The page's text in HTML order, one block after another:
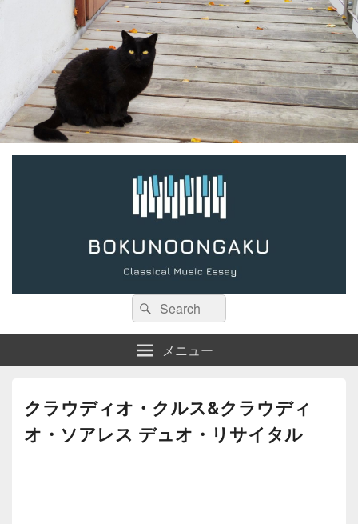
検
索:
検
索
メニュー
クラウディオ・クルス&クラウディ
オ・ソアレス デュオ・リサイタル